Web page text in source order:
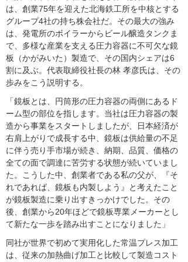
は、創業75年を迎えた北海鉄工所を中核とする
グループ4社の持ち株会社だ。その最大の強み
は、発電所のボイラーからビール醸造タンクま
で、多様な産業を支える圧力容器に不可欠な鏡
板（かがみいた）製造で、その国内シェアは6
割に及ぶ。代表取締役社長の林 孝彦氏は、その
歩みをこう説明する。
「鏡板とは、円筒形の圧力容器の両側にあるド
ーム型の部位を指します。当社は圧力容器の製
造から事業をスタートしましたが、日本経済が
右肩上がりで成長する中、鏡板は供給量の不足
に伴う売り手市場が続き、納期、品質、価格の
全ての面で調達に苦労する状態が続いていまし
た。こうした中、創業者である私の父が、『そ
れであれば、鏡板も内製しよう』と考えたこと
が鏡板製造に乗り出すきっかけでした。その
後、創業から20年ほどで鏡板専業メーカーとし
て新たな一歩を踏み出すことになりました」
同社が世界で初めて実用化した常温プレス加工
は、従来の加熱曲げ加工と比較して製造コスト